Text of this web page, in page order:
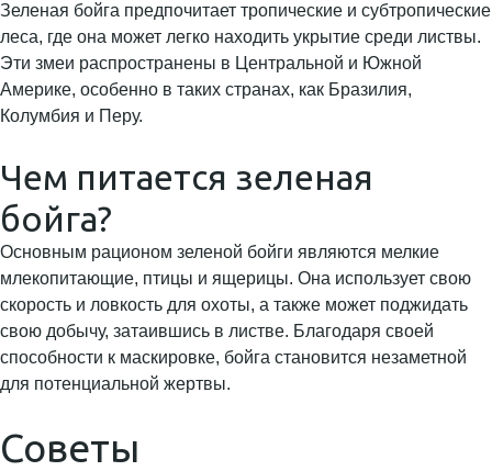
Зеленая бойга предпочитает тропические и субтропические
леса, где она может легко находить укрытие среди листвы.
Эти змеи распространены в Центральной и Южной
Америке, особенно в таких странах, как Бразилия,
Колумбия и Перу.
Чем питается зеленая
бойга?
Основным рационом зеленой бойги являются мелкие
млекопитающие, птицы и ящерицы. Она использует свою
скорость и ловкость для охоты, а также может поджидать
свою добычу, затаившись в листве. Благодаря своей
способности к маскировке, бойга становится незаметной
для потенциальной жертвы.
Советы